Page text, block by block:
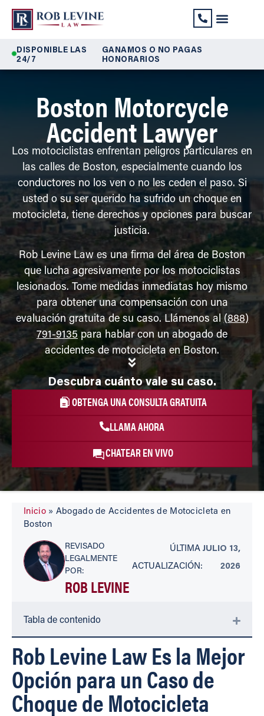
DISPONIBLE LAS
24/7
GANAMOS O NO PAGAS
HONORARIOS
Boston Motorcycle
Accident Lawyer
Los motociclistas enfrentan peligros particulares en
las calles de Boston, especialmente cuando los
conductores no los ven o no les ceden el paso. Si
usted o su ser querido ha sufrido un choque en
motocicleta, tiene derechos y opciones para buscar
justicia.
Rob Levine Law es una firma del área de Boston
que lucha agresivamente por los motociclistas
lesionados. Tome medidas inmediatas hoy mismo
para obtener una compensación con una
evaluación gratuita de su caso. Llámenos al (888)
791-9135 para hablar con un abogado de
accidentes de motocicleta en Boston.
Descubra cuánto vale su caso.
OBTENGA UNA CONSULTA GRATUITA
LLAMA AHORA
CHATEAR EN VIVO
Inicio» Abogado de Accidentes de Motocicleta en
Boston
REVISADO
LEGALMENTE
POR:
ROB LEVINE
ÚLTIMA
ACTUALIZACIÓN:
JULIO 13,
2026
Tabla de contenido
Rob Levine Law Es la Mejor
Opción para un Caso de
Choque de Motocicleta